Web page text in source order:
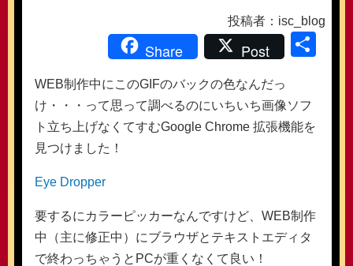
投稿者：isc_blog
Share Post
WEB制作中にこのGIFのバックの色なんだっ
け・・・って思って調べるのにいちいち画像ソフ
ト立ち上げなくてすむGoogle Chrome 拡張機能を
見つけました！
Eye Dropper
要するにカラーピッカーなんですけど、WEB制作
中（主に修正中）にブラウザとテキストエディタ
で終わっちゃうとPCが重くなくて良い！